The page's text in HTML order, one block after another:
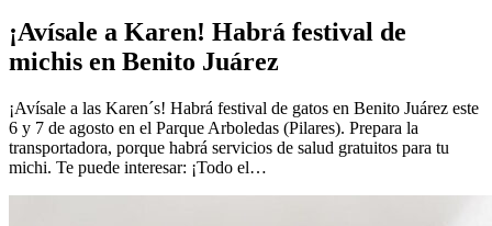
¡Avísale a Karen! Habrá festival de
michis en Benito Juárez
¡Avísale a las Karen´s! Habrá festival de gatos en Benito Juárez este
6 y 7 de agosto en el Parque Arboledas (Pilares). Prepara la
transportadora, porque habrá servicios de salud gratuitos para tu
michi. Te puede interesar: ¡Todo el…